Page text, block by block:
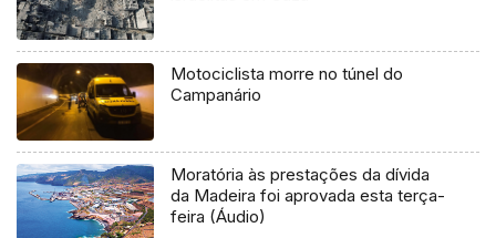
Motociclista morre no túnel do
Campanário
Moratória às prestações da dívida
da Madeira foi aprovada esta terça-
feira (Áudio)